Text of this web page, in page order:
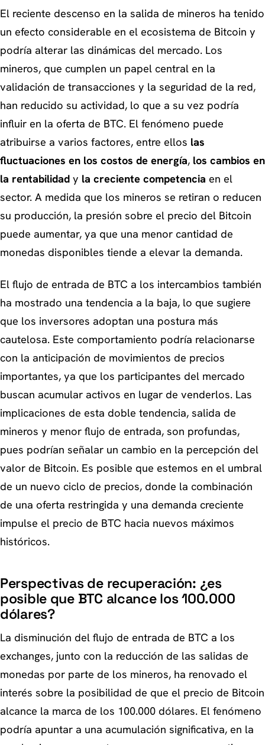
El reciente descenso en la salida de mineros ha tenido
un efecto considerable en el ecosistema de Bitcoin y
podría alterar las dinámicas del mercado. Los
mineros, que cumplen un papel central en la
validación de transacciones y la seguridad de la red,
han reducido su actividad, lo que a su vez podría
influir en la oferta de BTC. El fenómeno puede
atribuirse a varios factores, entre ellos las
fluctuaciones en los costos de energía, los cambios en
la rentabilidad y la creciente competencia en el
sector. A medida que los mineros se retiran o reducen
su producción, la presión sobre el precio del Bitcoin
puede aumentar, ya que una menor cantidad de
monedas disponibles tiende a elevar la demanda.
El flujo de entrada de BTC a los intercambios también
ha mostrado una tendencia a la baja, lo que sugiere
que los inversores adoptan una postura más
cautelosa. Este comportamiento podría relacionarse
con la anticipación de movimientos de precios
importantes, ya que los participantes del mercado
buscan acumular activos en lugar de venderlos. Las
implicaciones de esta doble tendencia, salida de
mineros y menor flujo de entrada, son profundas,
pues podrían señalar un cambio en la percepción del
valor de Bitcoin. Es posible que estemos en el umbral
de un nuevo ciclo de precios, donde la combinación
de una oferta restringida y una demanda creciente
impulse el precio de BTC hacia nuevos máximos
históricos.
Perspectivas de recuperación: ¿es
posible que BTC alcance los 100.000
dólares?
La disminución del flujo de entrada de BTC a los
exchanges, junto con la reducción de las salidas de
monedas por parte de los mineros, ha renovado el
interés sobre la posibilidad de que el precio de Bitcoin
alcance la marca de los 100.000 dólares. El fenómeno
podría apuntar a una acumulación significativa, en la